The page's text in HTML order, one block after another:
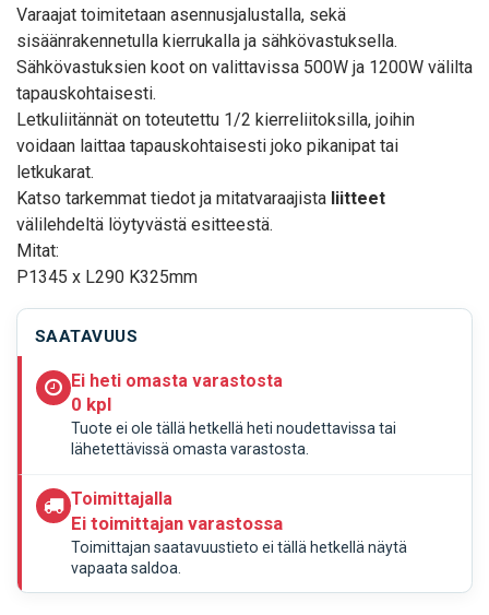
Varaajat toimitetaan asennusjalustalla, sekä
sisäänrakennetulla kierrukalla ja sähkövastuksella.
Sähkövastuksien koot on valittavissa 500W ja 1200W välilta
tapauskohtaisesti.
Letkuliitännät on toteutettu 1/2 kierreliitoksilla, joihin
voidaan laittaa tapauskohtaisesti joko pikanipat tai
letkukarat.
Katso tarkemmat tiedot ja mitatvaraajista liitteet
välilehdeltä löytyvästä esitteestä.
Mitat:
P1345 x L290 K325mm
SAATAVUUS
Ei heti omasta varastosta
0 kpl
Tuote ei ole tällä hetkellä heti noudettavissa tai
lähetettävissä omasta varastosta.
Toimittajalla
Ei toimittajan varastossa
Toimittajan saatavuustieto ei tällä hetkellä näytä
vapaata saldoa.